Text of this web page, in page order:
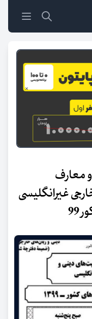
معارف
غیرانگلیسی